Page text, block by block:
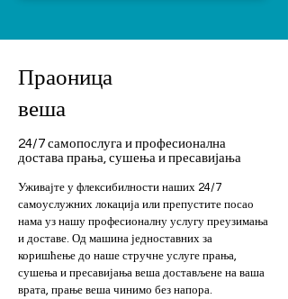
Праоница
веша
24/7 самопослуга и професионална
достава прања, сушења и пресавијања
Уживајте у флексибилности наших 24/7
самоуслужних локација или препустите посао
нама уз нашу професионалну услугу преузимања
и доставе. Од машина једноставних за
коришћење до наше стручне услуге прања,
сушења и пресавијања веша достављене на ваша
врата, прање веша чинимо без напора.